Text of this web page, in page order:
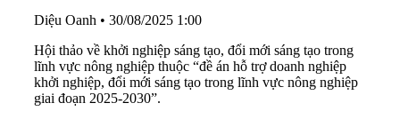
Diệu Oanh • 30/08/2025 1:00
Hội thảo về khởi nghiệp sáng tạo, đổi mới sáng tạo trong
lĩnh vực nông nghiệp thuộc “đề án hỗ trợ doanh nghiệp
khởi nghiệp, đổi mới sáng tạo trong lĩnh vực nông nghiệp
giai đoạn 2025-2030”.